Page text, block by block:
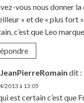
vous nous donner
» et de « plus fort
c’est que Leo
dit :
2013 à 13:05
est certain c’est que